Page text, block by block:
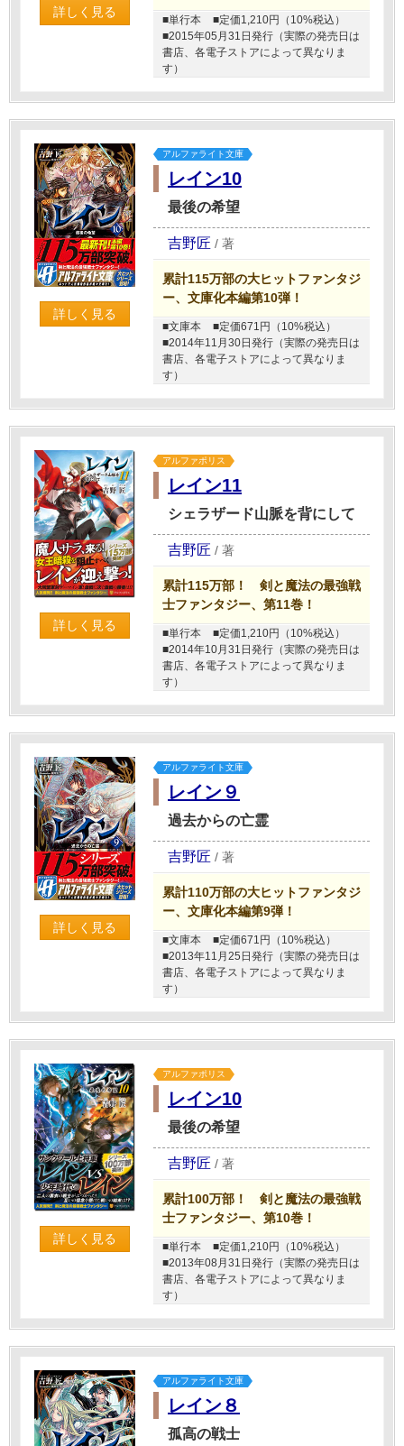
詳しく見る
■単行本
■定価1,210円（10%税込）
■2015年05月31日発行（実際の発売日は
書店、各電子ストアによって異なりま
す）
詳しく見る
アルファライト文庫
レイン10
最後の希望
吉野匠 / 著
累計115万部の大ヒットファンタジ
ー、文庫化本編第10弾！
■文庫本
■定価671円（10%税込）
■2014年11月30日発行（実際の発売日は
書店、各電子ストアによって異なりま
す）
詳しく見る
アルファポリス
レイン11
シェラザード山脈を背にして
吉野匠 / 著
累計115万部！ 剣と魔法の最強戦
士ファンタジー、第11巻！
■単行本
■定価1,210円（10%税込）
■2014年10月31日発行（実際の発売日は
書店、各電子ストアによって異なりま
す）
詳しく見る
アルファライト文庫
レイン９
過去からの亡霊
吉野匠 / 著
累計110万部の大ヒットファンタジ
ー、文庫化本編第9弾！
■文庫本
■定価671円（10%税込）
■2013年11月25日発行（実際の発売日は
書店、各電子ストアによって異なりま
す）
詳しく見る
アルファポリス
レイン10
最後の希望
吉野匠 / 著
累計100万部！ 剣と魔法の最強戦
士ファンタジー、第10巻！
■単行本
■定価1,210円（10%税込）
■2013年08月31日発行（実際の発売日は
書店、各電子ストアによって異なりま
す）
アルファライト文庫
レイン８
孤高の戦士